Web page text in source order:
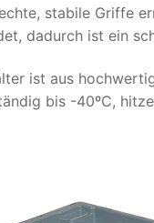
stabile Griffe
dadurch ist ein
ist aus
bis -40ºC,